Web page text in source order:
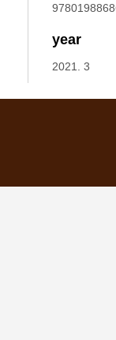
year
2021. 3